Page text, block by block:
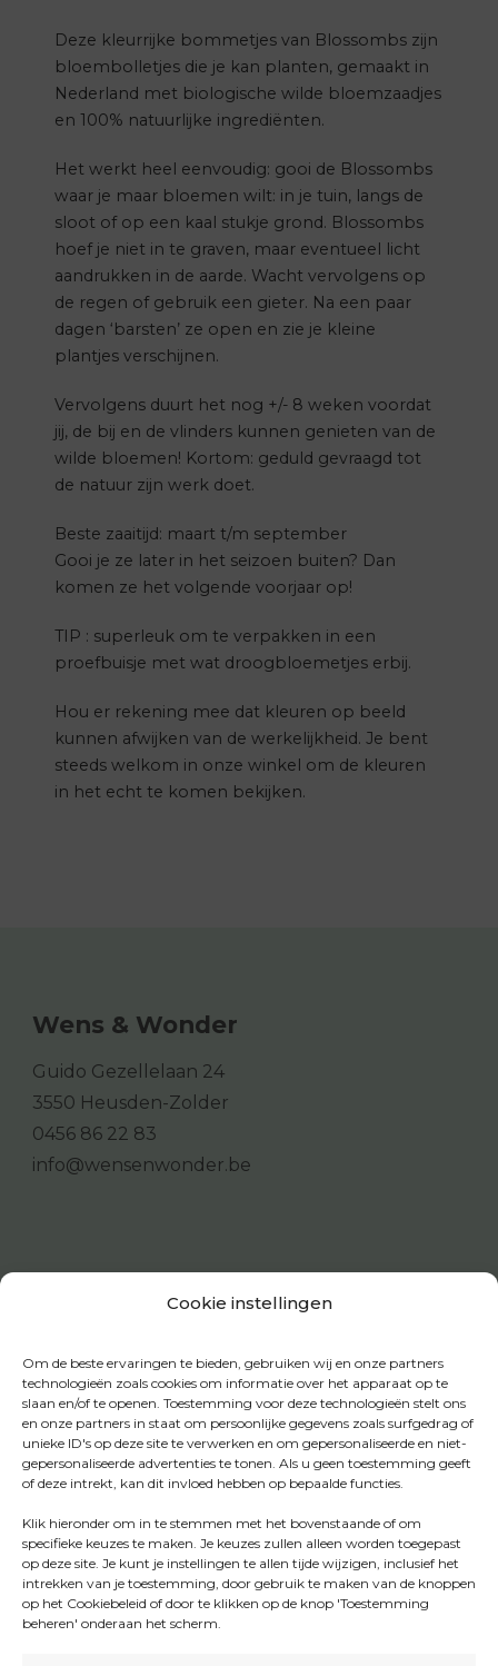
Cookie instellingen
Om de beste ervaringen te bieden, gebruiken wij en onze partners
technologieën zoals cookies om informatie over het apparaat op te
slaan en/of te openen. Toestemming voor deze technologieën stelt ons
en onze partners in staat om persoonlijke gegevens zoals surfgedrag of
unieke ID's op deze site te verwerken en om gepersonaliseerde en niet-
gepersonaliseerde advertenties te tonen. Als u geen toestemming geeft
of deze intrekt, kan dit invloed hebben op bepaalde functies.
Klik hieronder om in te stemmen met het bovenstaande of om
specifieke keuzes te maken. Je keuzes zullen alleen worden toegepast
op deze site. Je kunt je instellingen te allen tijde wijzigen, inclusief het
intrekken van je toestemming, door gebruik te maken van de knoppen
op het Cookiebeleid of door te klikken op de knop 'Toestemming
beheren' onderaan het scherm.
Deze kleurrijke bommetjes van Blossombs zijn
bloembolletjes die je kan planten, gemaakt in
Nederland met biologische wilde bloemzaadjes
en 100% natuurlijke ingrediënten.
Het werkt heel eenvoudig: gooi de Blossombs
waar je maar bloemen wilt: in je tuin, langs de
sloot of op een kaal stukje grond. Blossombs
hoef je niet in te graven, maar eventueel licht
aandrukken in de aarde. Wacht vervolgens op
de regen of gebruik een gieter. Na een paar
dagen ‘barsten’ ze open en zie je kleine
plantjes verschijnen.
Vervolgens duurt het nog +/- 8 weken voordat
jij, de bij en de vlinders kunnen genieten van de
wilde bloemen! Kortom: geduld gevraagd tot
de natuur zijn werk doet.
Beste zaaitijd: maart t/m september
Gooi je ze later in het seizoen buiten? Dan
komen ze het volgende voorjaar op!
TIP : superleuk om te verpakken in een
proefbuisje met wat droogbloemetjes erbij.
Hou er rekening mee dat kleuren op beeld
kunnen afwijken van de werkelijkheid. Je bent
steeds welkom in onze winkel om de kleuren
in het echt te komen bekijken.
Wens & Wonder
Guido Gezellelaan 24
3550 Heusden-Zolder
0456 86 22 83
info@wensenwonder.be